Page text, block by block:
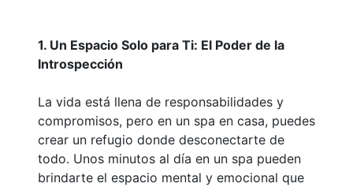
1. Un Espacio Solo para Ti: El Poder de la
Introspección
La vida está llena de responsabilidades y
compromisos, pero en un spa en casa, puedes
crear un refugio donde desconectarte de
todo. Unos minutos al día en un spa pueden
brindarte el espacio mental y emocional que